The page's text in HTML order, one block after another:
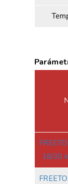
18/30